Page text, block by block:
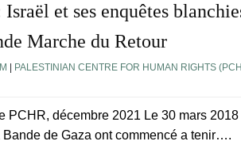
et ses enquêtes
Marche du Retour
PALESTINIAN CENTRE FOR HUMAN RIGHTS
PCHR, décembre 2021 Le 30 mars
de Gaza ont commencé a tenir….